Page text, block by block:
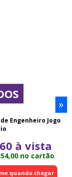
Engenheiro Jogo
à vista
no cartão
quando chegar
»